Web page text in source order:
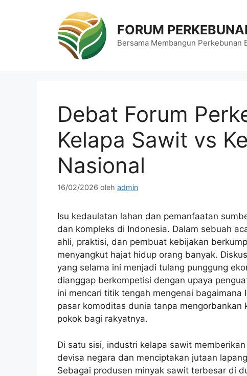
FORUM
Bersama Membangun Perkebunan
Debat Forum
Kelapa Sawit vs
Nasional
16/02/2026 oleh admin
Isu kedaulatan lahan dan pemanfaatan
dan kompleks di Indonesia. Dalam sebuah
ahli, praktisi, dan pembuat kebijakan
menyangkut hajat hidup orang banyak.
yang selama ini menjadi tulang punggung
dianggap berkompetisi dengan upaya
ini mencari titik tengah mengenai
pasar komoditas dunia tanpa
pokok bagi rakyatnya.
Di satu sisi, industri kelapa sawit
devisa negara dan menciptakan jutaan
Sebagai produsen minyak sawit terbesar di